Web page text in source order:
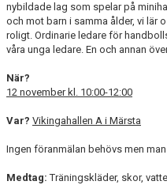
nybildade lag som spelar på
och mot barn i samma ålder, vi lär
roligt. Ordinarie ledare för
våra unga ledare. En och annan
När?
12 november kl. 10:00-12:00
Var? Vikingahallen A i Märsta
Ingen föranmälan behövs men
Medtag: Träningskläder, skor,